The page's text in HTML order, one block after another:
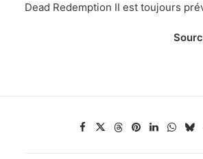
Dead Redemption II est toujours